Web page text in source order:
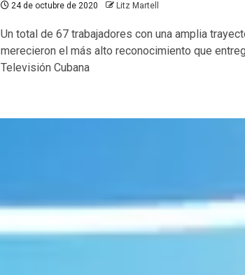
24 de octubre de 2020 Litz Martell
Un total de 67 trabajadores con una amplia
merecieron el más alto reconocimiento que
Televisión Cubana